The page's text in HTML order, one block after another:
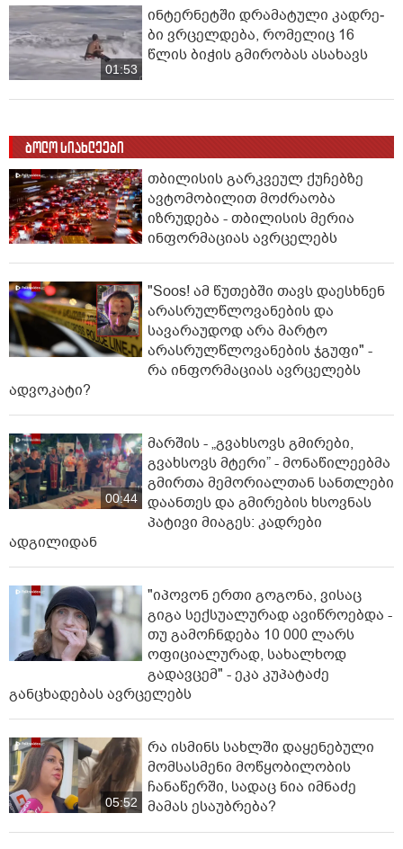
01:53
ინ­ტერ­ნეტ­ში დრა­მა­ტუ­ლი კად­რე­
ბი ვრცელდება, რომელიც 16
წლის ბიჭის გმირობას ასახავს
ბოლო სიახლეები
თბილისის გარკვეულ ქუჩებზე
ავტომობილით მოძრაობა
იზრუდება - თბილისის მერია
ინფორმაციას ავრცელებს
"Soos! ამ წუთებში თავს დაესხნენ
არასრულწლოვანების და
სავარაუდოდ არა მარტო
არასრულწლოვანების ჯგუფი" -
რა ინფორმაციას ავრცელებს
ადვოკატი?
00:44
მარშის - „გვახსოვს გმირები,
გვახსოვს მტერი” - მონაწილეებმა
გმირთა მემორიალთან სანთლები
დაანთეს და გმირების ხსოვნას
პატივი მიაგეს: კადრები
ადგილიდან
"იპოვონ ერთი გოგონა, ვისაც
გიგა სექსუალურად ავიწროებდა -
თუ გამოჩნდება 10 000 ლარს
ოფიციალურად, სახალხოდ
გადავცემ" - ეკა კუპატაძე
განცხადებას ავრცელებს
05:52
რა ისმინს სახლში დაყენებული
მომსასმენი მოწყობილობის
ჩანაწერში, სადაც ნია იმნაძე
მამას ესაუბრება?